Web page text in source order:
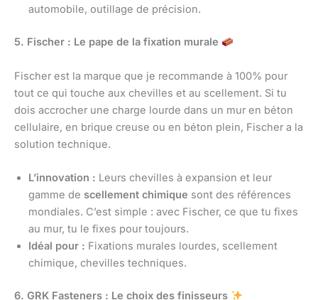
automobile, outillage de précision.
5. Fischer : Le pape de la fixation murale
Fischer est la marque que je recommande à 100% pour
tout ce qui touche aux chevilles et au scellement. Si tu
dois accrocher une charge lourde dans un mur en béton
cellulaire, en brique creuse ou en béton plein, Fischer a la
solution technique.
L’innovation : Leurs chevilles à expansion et leur
gamme de scellement chimique sont des références
mondiales. C’est simple : avec Fischer, ce que tu fixes
au mur, tu le fixes pour toujours.
Idéal pour : Fixations murales lourdes, scellement
chimique, chevilles techniques.
6. GRK Fasteners : Le choix des finisseurs